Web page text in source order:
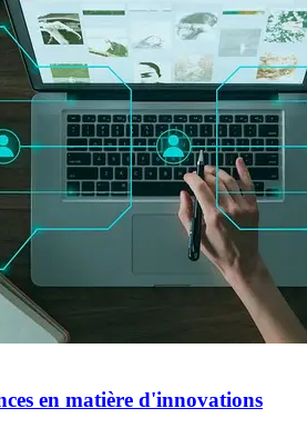
en matière d'innovations